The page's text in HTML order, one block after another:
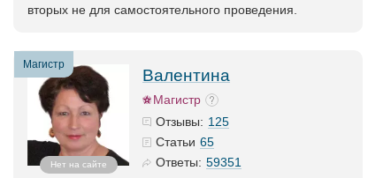
вторых не для самостоятельного проведения.
Магистр
Нет на сайте
Валентина
Магистр
Отзывы: 125
Статьи 65
Ответы: 59351